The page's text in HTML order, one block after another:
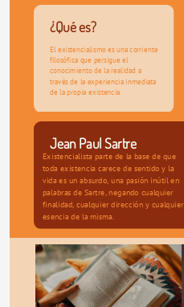
¿Qué es?
El existencialismo es una corriente
filosófica que persigue el
conocimiento de la realidad a
través de la experiencia inmediata
de la propia existencia
Jean Paul Sartre
Existencialista parte de la base de que
toda existencia carece de sentido y la
vida es un absurdo, una pasión inútil en
palabras de Sartre, negando cualquier
finalidad, cualquier dirección y cualquier
esencia de la misma.